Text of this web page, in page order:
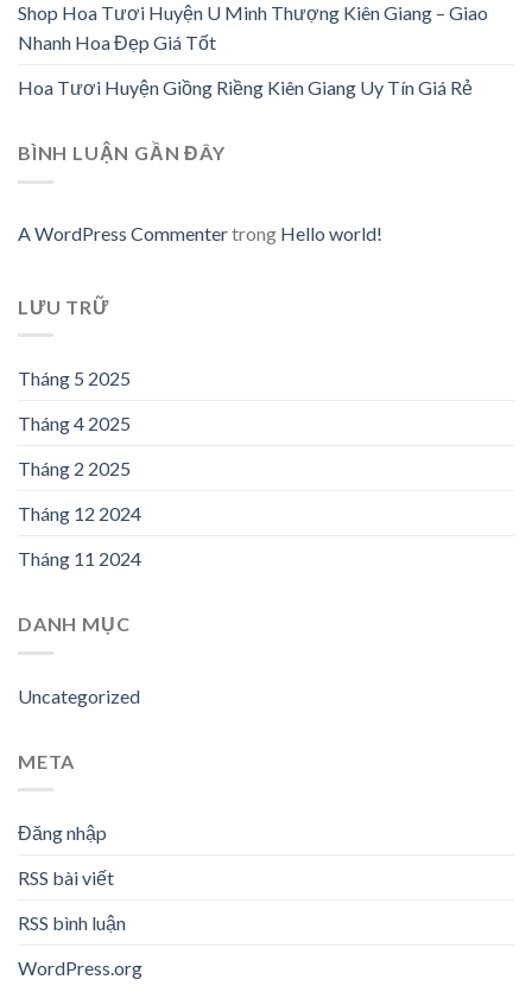
Shop Hoa Tươi Huyện U Minh Thượng Kiên Giang – Giao
Nhanh Hoa Đẹp Giá Tốt
Hoa Tươi Huyện Giồng Riềng Kiên Giang Uy Tín Giá Rẻ
BÌNH LUẬN GẦN ĐÂY
A WordPress Commentertrong Hello world!
LƯU TRỮ
Tháng 5 2025
Tháng 4 2025
Tháng 2 2025
Tháng 12 2024
Tháng 11 2024
DANH MỤC
Uncategorized
META
Đăng nhập
RSS bài viết
RSS bình luận
WordPress.org